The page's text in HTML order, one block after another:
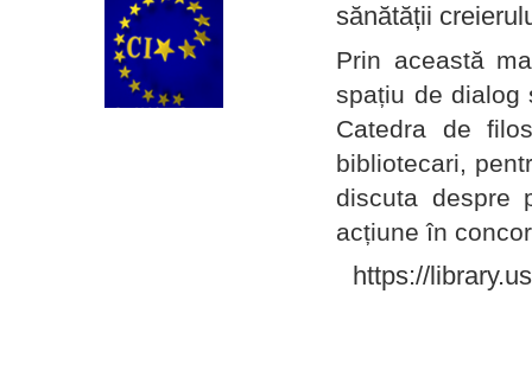
sănătății
Prin această
spațiu de dialog
Catedra de
bibliotecari,
discuta despre
acțiune în
https://